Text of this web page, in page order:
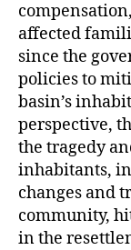
affected
since the
policies to
basin’s
perspective,
the tragedy
inhabitants,
changes and
community,
in the